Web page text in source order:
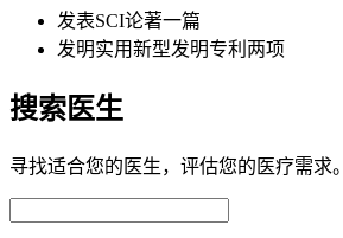
发表SCI论著一篇
发明实用新型发明专利两项
搜索医生
寻找适合您的医生，评估您的医疗需求。